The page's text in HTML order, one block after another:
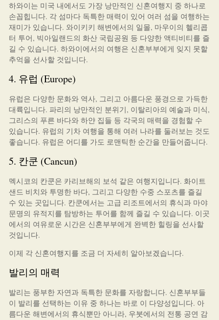
하와이는 미국 내에서도 가장 낭만적인 신혼여행지 중 하나로
손꼽힙니다. 각 섬마다 독특한 매력이 있어 여러 섬을 여행하는
재미가 있습니다. 와이키키 해변에서의 일몰, 마우이의 헬리콥
터 투어, 빅아일랜드의 화산 국립공원 등 다양한 액티비티를 즐
길 수 있습니다. 하와이에서의 여행은 신혼부부에게 잊지 못할
추억을 선사할 것입니다.
4. 유럽 (Europe)
유럽은 다양한 문화와 역사, 그리고 아름다운 풍경으로 가득한
대륙입니다. 파리의 낭만적인 분위기, 이탈리아의 예술과 미식,
그리스의 푸른 바다와 하얀 집들 등 각국의 매력을 경험할 수
있습니다. 유럽의 기차 여행을 통해 여러 나라를 둘러보는 것도
좋습니다. 유럽은 어디를 가도 로맨틱한 순간을 만들어줍니다.
5. 칸쿤 (Cancun)
멕시코의 칸쿤은 카리브해의 보석 같은 여행지입니다. 화이트
샌드 비치와 투명한 바다, 그리고 다양한 수중 스포츠를 즐길
수 있는 곳입니다. 칸쿤에서는 고급 리조트에서의 휴식과 마야
문명의 유적지를 탐방하는 투어를 함께 즐길 수 있습니다. 이곳
에서의 여유로운 시간은 신혼부부에게 완벽한 힐링을 선사할
것입니다.
이제 각 신혼여행지를 조금 더 자세히 알아보겠습니다.
발리의 매력
발리는 풍부한 자연과 독특한 문화를 자랑합니다. 신혼부부들
이 발리를 선택하는 이유 중 하나는 바로 이 다양성입니다. 아
름다운 해변에서의 휴식뿐만 아니라, 우붓에서의 전통 공연 감